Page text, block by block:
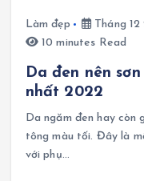
Làm đẹp Tháng 12
10 minutes Read
Da đen nên
nhất 2022
Da ngăm đen hay còn
tông màu tối. Đây là
với phụ…